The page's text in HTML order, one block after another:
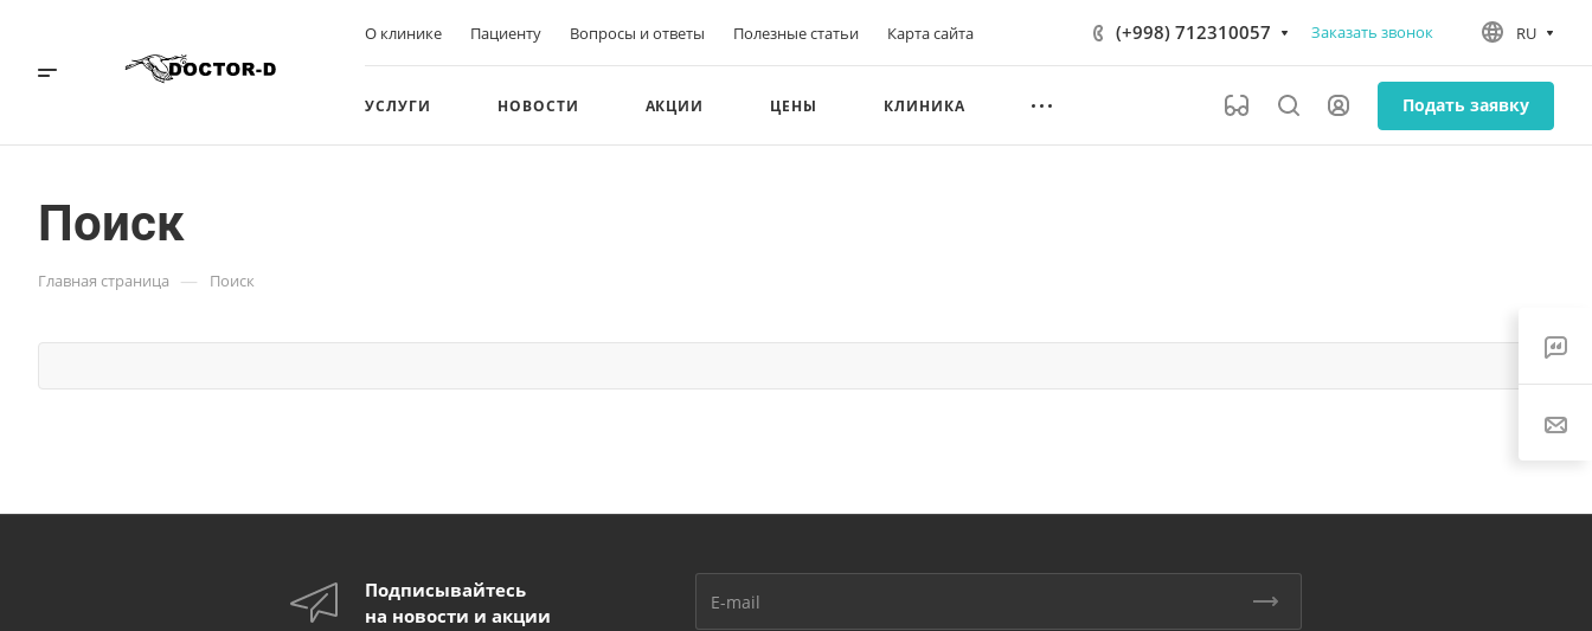
О клинике Пациенту Вопросы и ответы Полезные статьи Карта сайта (+998) 712310057 Заказать звонок RU
УСЛУГИ НОВОСТИ АКЦИИ ЦЕНЫ КЛИНИКА Подать заявку
Поиск
Главная страница — Поиск
Подписывайтесь
на новости и акции